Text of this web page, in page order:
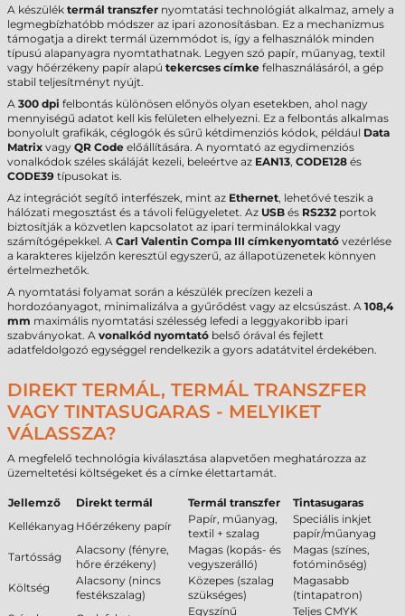
A készülék termál transzfer nyomtatási technológiát alkalmaz, amely a
legmegbízhatóbb módszer az ipari azonosításban. Ez a mechanizmus
támogatja a direkt termál üzemmódot is, így a felhasználók minden
típusú alapanyagra nyomtathatnak. Legyen szó papír, műanyag, textil
vagy hőérzékeny papír alapú tekercses címke felhasználásáról, a gép
stabil teljesítményt nyújt.
A 300 dpi felbontás különösen előnyös olyan esetekben, ahol nagy
mennyiségű adatot kell kis felületen elhelyezni. Ez a felbontás alkalmas
bonyolult grafikák, céglogók és sűrű kétdimenziós kódok, például Data
Matrix vagy QR Code előállítására. A nyomtató az egydimenziós
vonalkódok széles skáláját kezeli, beleértve az EAN13, CODE128 és
CODE39 típusokat is.
Az integrációt segítő interfészek, mint az Ethernet, lehetővé teszik a
hálózati megosztást és a távoli felügyeletet. Az USB és RS232 portok
biztosítják a közvetlen kapcsolatot az ipari terminálokkal vagy
számítógépekkel. A Carl Valentin Compa III címkenyomtató vezérlése
a karakteres kijelzőn keresztül egyszerű, az állapotüzenetek könnyen
értelmezhetők.
A nyomtatási folyamat során a készülék precízen kezeli a
hordozóanyagot, minimalizálva a gyűrődést vagy az elcsúszást. A 108,4
mm maximális nyomtatási szélesség lefedi a leggyakoribb ipari
szabványokat. A vonalkód nyomtató belső órával és fejlett
adatfeldolgozó egységgel rendelkezik a gyors adatátvitel érdekében.
DIREKT TERMÁL, TERMÁL TRANSZFER
VAGY TINTASUGARAS - MELYIKET
VÁLASSZA?
A megfelelő technológia kiválasztása alapvetően meghatározza az
üzemeltetési költségeket és a címke élettartamát.
Jellemző Direkt termál Termál transzfer
Tintasugaras
Kellékanyag Hőérzékeny papír
Papír, műanyag,
textil + szalag
Speciális inkjet
papír/műanyag
Tartósság
Alacsony (fényre,
hőre érzékeny)
Magas (kopás- és
vegyszerálló)
Magas (színes,
fotóminőség)
Költség
Alacsony (nincs
festékszalag)
Közepes (szalag
szükséges)
Magasabb
(tintapatron)
Egyszínű Teljes CMYK